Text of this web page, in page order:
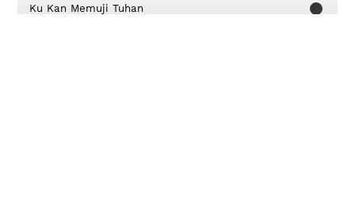
Ku Kan Memuji Tuhan